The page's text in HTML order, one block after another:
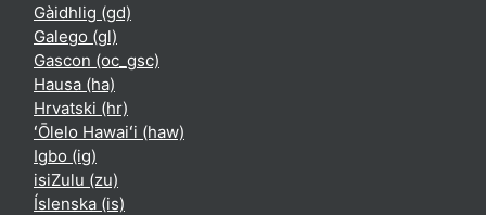
Gàidhlig ‎(gd)‎
Galego ‎(gl)‎
Gascon ‎(oc_gsc)‎
Hausa ‎(ha)‎
Hrvatski ‎(hr)‎
ʻŌlelo Hawaiʻi ‎(haw)‎
Igbo ‎(ig)‎
isiZulu ‎(zu)‎
Íslenska ‎(is)‎